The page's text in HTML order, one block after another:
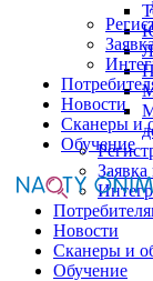
Новости
Сканеры и
Обучение
Новости
Сканеры и
Обучение